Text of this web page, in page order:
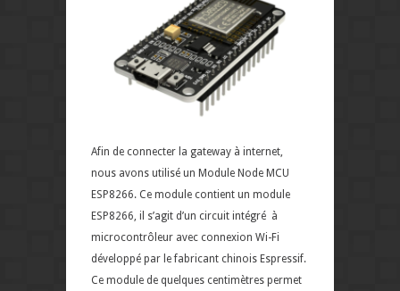
Afin de connecter la gateway à internet,
nous avons utilisé un Module Node MCU
ESP8266. Ce module contient un module
ESP8266, il s’agit d’un circuit intégré à
microcontrôleur avec connexion Wi-Fi
développé par le fabricant chinois Espressif.
Ce module de quelques centimètres permet